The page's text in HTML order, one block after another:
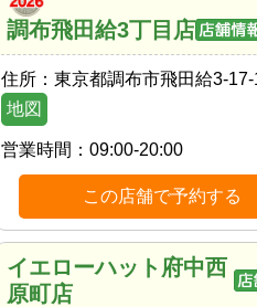
調布飛田給3丁目店
住所： 東京都調布市飛田給3-
地図
営業時間： 09:00-20:00
この店舗で予約する
イエローハット府中西
原町店